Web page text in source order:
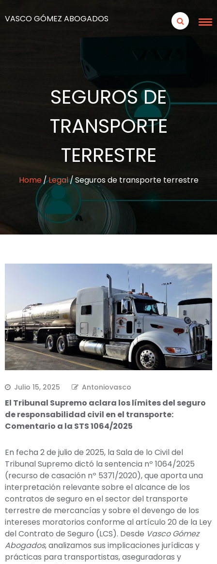
VASCO GÓMEZ ABOGADOS
SEGUROS DE
TRANSPORTE
TERRESTRE
Home Legal Seguros de transporte terrestre
Julio 15, 2025 Antoniovasco
El Tribunal Supremo aclara los límites del seguro
de responsabilidad civil en el transporte:
Comentario a la STS 1064/2025
En fecha 2 de julio de 2025, la Sala de lo Civil del
Tribunal Supremo dictó la sentencia nº 1064/2025
(recurso de casación nº 5371/2020), que aporta una
interpretación relevante sobre el alcance de los
contratos de seguro en el sector del transporte
terrestre de mercancías y sobre el devengo de los
intereses moratorios conforme al artículo 20 de la Ley
del Contrato de Seguro (LCS). Desde Vasco Gómez
Abogados, analizamos sus implicaciones jurídicas y
prácticas para transportistas, aseguradoras y